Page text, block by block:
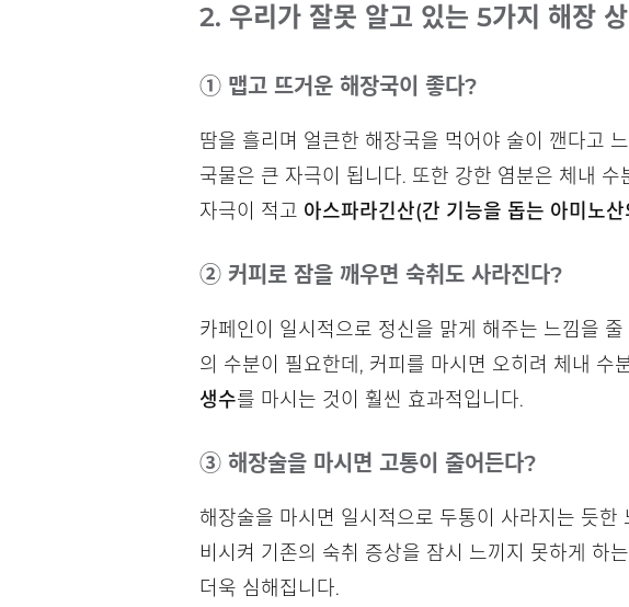
2. 우리가 잘못 알고 있는 5가지 해장
① 맵고 뜨거운 해장국이 좋다?
땀을 흘리며 얼큰한 해장국을 먹어야 술이 깬다고
국물은 큰 자극이 됩니다. 또한 강한 염분은 체내
자극이 적고 아스파라긴산(간 기능을 돕는 아미노
② 커피로 잠을 깨우면 숙취도 사라진다?
카페인이 일시적으로 정신을 맑게 해주는 느낌을
의 수분이 필요한데, 커피를 마시면 오히려 체내
생수를 마시는 것이 훨씬 효과적입니다.
③ 해장술을 마시면 고통이 줄어든다?
해장술을 마시면 일시적으로 두통이 사라지는 듯
비시켜 기존의 숙취 증상을 잠시 느끼지 못하게 하
더욱 심해집니다.